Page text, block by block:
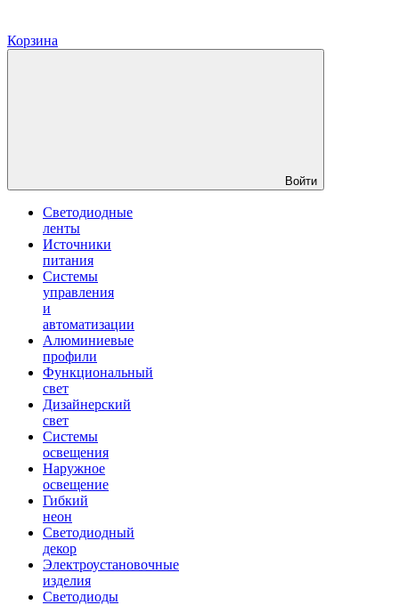
Корзина
Войти
Светодиодные
ленты
Источники
питания
Системы
управления
и
автоматизации
Алюминиевые
профили
Функциональный
свет
Дизайнерский
свет
Системы
освещения
Наружное
освещение
Гибкий
неон
Светодиодный
декор
Электроустановочные
изделия
Светодиоды